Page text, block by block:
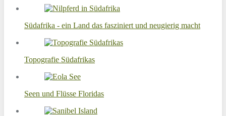
Südafrika - ein Land das fasziniert und neugierig macht
Topografie Südafrikas
Seen und Flüsse Floridas